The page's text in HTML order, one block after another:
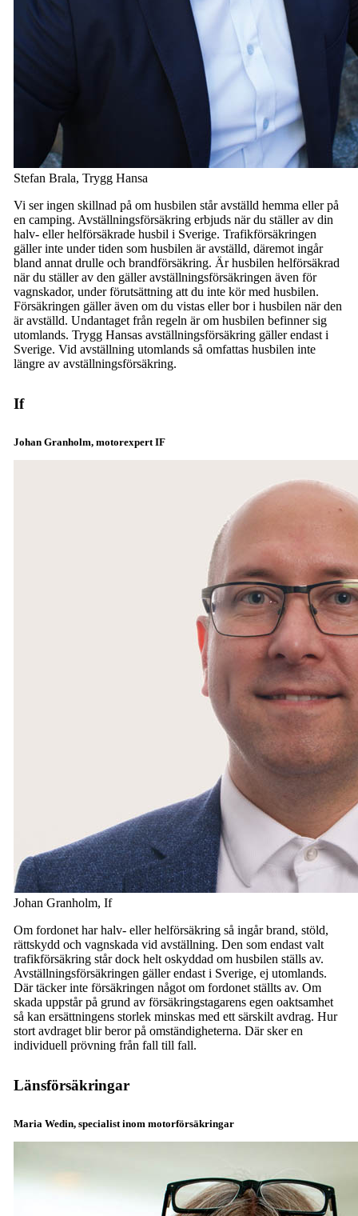
Stefan Brala, Trygg Hansa
Vi ser ingen skillnad på om husbilen står avställd hemma eller på
en camping. Avställningsförsäkring erbjuds när du ställer av din
halv- eller helförsäkrade husbil i Sverige. Trafikförsäkringen
gäller inte under tiden som husbilen är avställd, däremot ingår
bland annat drulle och brandförsäkring. Är husbilen helförsäkrad
när du ställer av den gäller avställningsförsäkringen även för
vagnskador, under förutsättning att du inte kör med husbilen.
Försäkringen gäller även om du vistas eller bor i husbilen när den
är avställd. Undantaget från regeln är om husbilen befinner sig
utomlands. Trygg Hansas avställningsförsäkring gäller endast i
Sverige. Vid avställning utomlands så omfattas husbilen inte
längre av avställningsförsäkring.
If
Johan Granholm, motorexpert IF
Johan Granholm, If
Om fordonet har halv- eller helförsäkring så ingår brand, stöld,
rättskydd och vagnskada vid avställning. Den som endast valt
trafikförsäkring står dock helt oskyddad om husbilen ställs av.
Avställningsförsäkringen gäller endast i Sverige, ej utomlands.
Där täcker inte försäkringen något om fordonet ställts av. Om
skada uppstår på grund av försäkringstagarens egen oaktsamhet
så kan ersättningens storlek minskas med ett särskilt avdrag. Hur
stort avdraget blir beror på omständigheterna. Där sker en
individuell prövning från fall till fall.
Länsförsäkringar
Maria Wedin, specialist inom motorförsäkringar